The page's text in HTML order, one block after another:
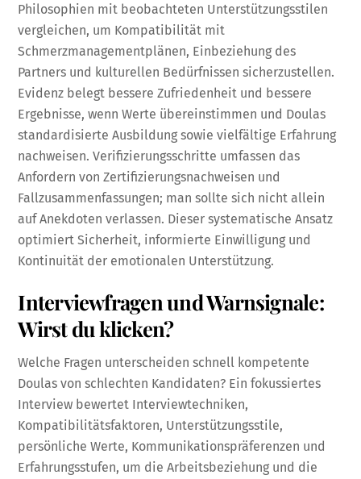
Philosophien mit beobachteten Unterstützungsstilen
vergleichen, um Kompatibilität mit
Schmerzmanagementplänen, Einbeziehung des
Partners und kulturellen Bedürfnissen sicherzustellen.
Evidenz belegt bessere Zufriedenheit und bessere
Ergebnisse, wenn Werte übereinstimmen und Doulas
standardisierte Ausbildung sowie vielfältige Erfahrung
nachweisen. Verifizierungsschritte umfassen das
Anfordern von Zertifizierungsnachweisen und
Fallzusammenfassungen; man sollte sich nicht allein
auf Anekdoten verlassen. Dieser systematische Ansatz
optimiert Sicherheit, informierte Einwilligung und
Kontinuität der emotionalen Unterstützung.
Interviewfragen und Warnsignale:
Wirst du klicken?
Welche Fragen unterscheiden schnell kompetente
Doulas von schlechten Kandidaten? Ein fokussiertes
Interview bewertet Interviewtechniken,
Kompatibilitätsfaktoren, Unterstützungsstile,
persönliche Werte, Kommunikationspräferenzen und
Erfahrungsstufen, um die Arbeitsbeziehung und die